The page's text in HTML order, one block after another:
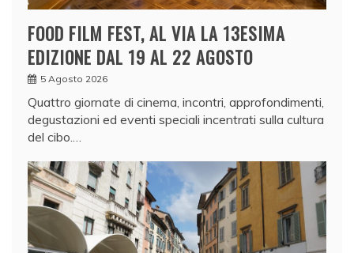
FOOD FILM FEST, AL VIA LA 13ESIMA
EDIZIONE DAL 19 AL 22 AGOSTO
5 Agosto 2026
Quattro giornate di cinema, incontri, approfondimenti,
degustazioni ed eventi speciali incentrati sulla cultura
del cibo.…